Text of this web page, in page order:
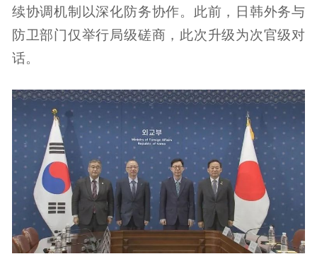
续协调机制以深化防务协作。此前，日韩外务与
防卫部门仅举行局级磋商，此次升级为次官级对
话。